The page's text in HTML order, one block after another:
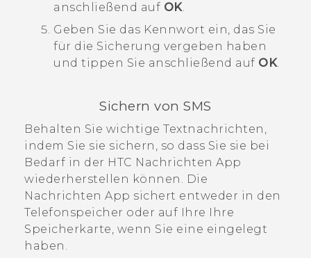
anschließend auf OK.
Geben Sie das Kennwort ein, das Sie
für die Sicherung vergeben haben
und tippen Sie anschließend auf OK.
Sichern von SMS
Behalten Sie wichtige Textnachrichten,
indem Sie sie sichern, so dass Sie sie bei
Bedarf in der HTC Nachrichten App
wiederherstellen können. Die
Nachrichten App sichert entweder in den
Telefonspeicher oder auf Ihre Ihre
Speicherkarte, wenn Sie eine eingelegt
haben.